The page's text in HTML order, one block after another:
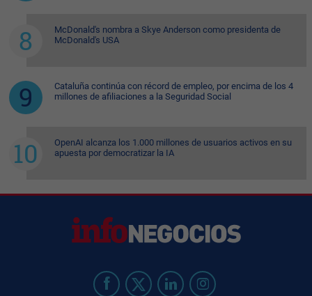
McDonald's nombra a Skye Anderson como presidenta de
McDonald's USA
Cataluña continúa con récord de empleo, por encima de los 4
millones de afiliaciones a la Seguridad Social
OpenAI alcanza los 1.000 millones de usuarios activos en su
apuesta por democratizar la IA